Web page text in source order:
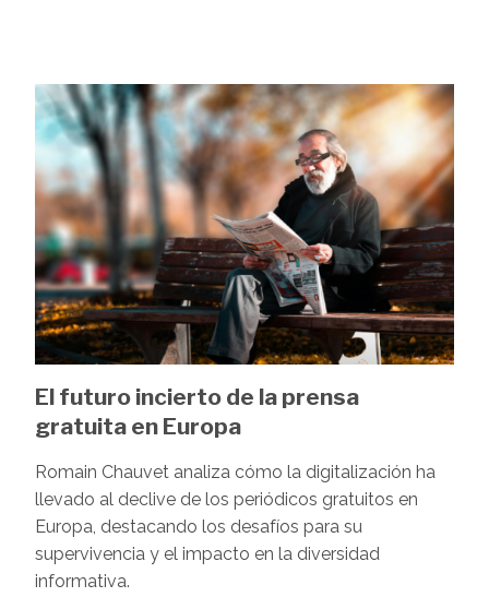
Image
El futuro incierto de la prensa
gratuita en Europa
Romain Chauvet analiza cómo la digitalización ha
llevado al declive de los periódicos gratuitos en
Europa, destacando los desafíos para su
supervivencia y el impacto en la diversidad
informativa.